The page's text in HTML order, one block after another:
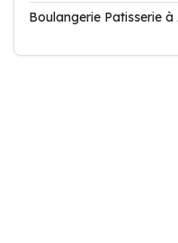
Boulangerie Patisserie